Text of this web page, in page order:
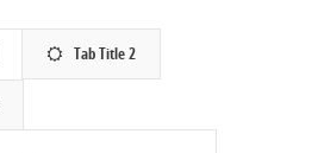
Tab Title 2